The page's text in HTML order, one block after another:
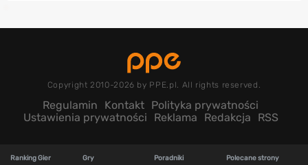
Copyright 2010-2026 by PPE.pl. All rights reserved.
Regulamin Kontakt Polityka prywatności
Ustawienia prywatności
Reklama Redakcja RSS
Ranking Gier Gry Poradniki Polecane strony